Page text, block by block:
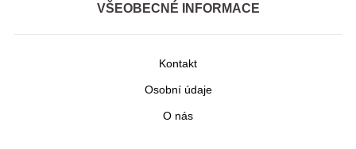
VŠEOBECNÉ INFORMACE
Kontakt
Osobní údaje
O nás